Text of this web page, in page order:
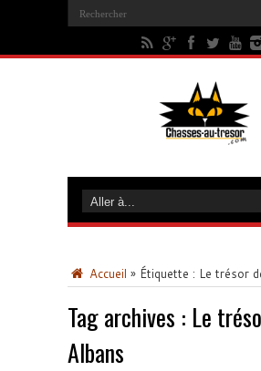
Accueil » Étiquette : Le trésor
Tag archives : Le
Albans